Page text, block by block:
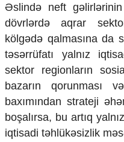
Əslində neft gəlirlərinin
dövrlərdə aqrar
kölgədə qalmasına da
təsərrüfatı yalnız
sektor regionların
bazarın qorunması
baxımından strateji
boşalırsa, bu artıq
iqtisadi təhlükəsizlik